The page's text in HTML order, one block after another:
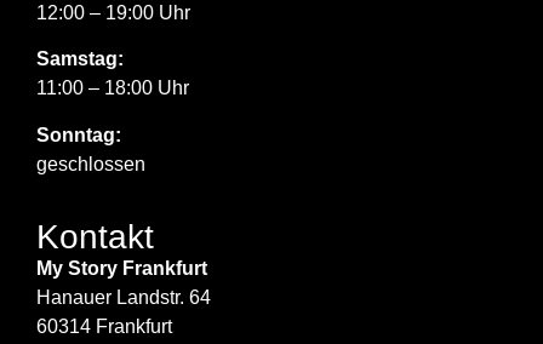
12:00 – 19:00 Uhr
Samstag:
11:00 – 18:00 Uhr
Sonntag:
geschlossen
Kontakt
My Story Frankfurt
Hanauer Landstr. 64
60314 Frankfurt